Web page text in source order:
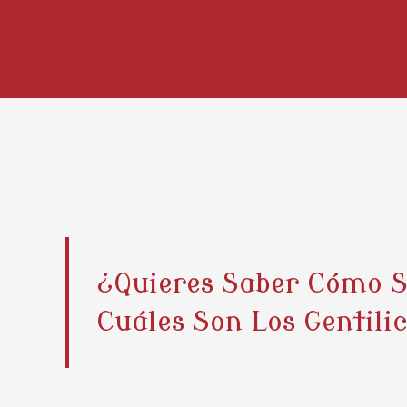
¿Quieres Saber Cómo
Cuáles Son Los